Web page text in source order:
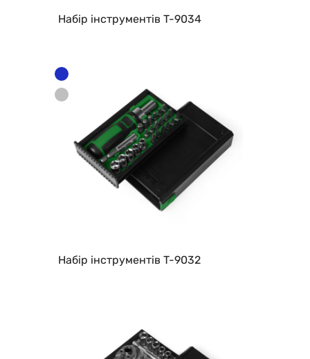
Набір інструментів T-9034
Набір інструментів T-9032